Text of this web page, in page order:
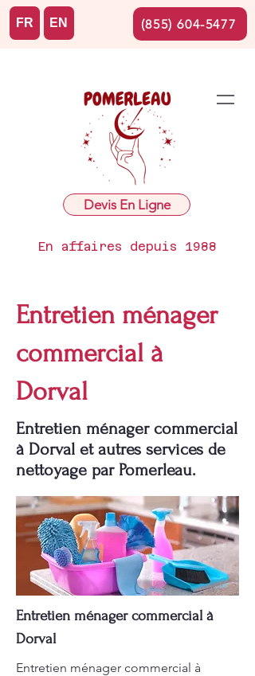
Devis En Ligne
En affaires depuis 1988
FR EN (855) 604-5477
Entretien ménager
commercial à
Dorval
Entretien ménager commercial
à Dorval et autres services de
nettoyage par Pomerleau.
Entretien ménager commercial à
Dorval
Entretien ménager commercial à